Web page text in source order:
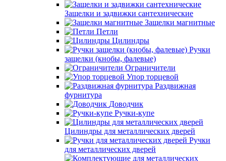
Защелки и задвижки сантехнические
Защелки магнитные
Петли
Цилиндры
Ручки
защелки (кнобы, фалевые)
Ограничители
Упор торцевой
Раздвижная
фурнитура
Доводчик
Ручки-купе
Цилиндры для металлических дверей
Ручки
для металлических дверей